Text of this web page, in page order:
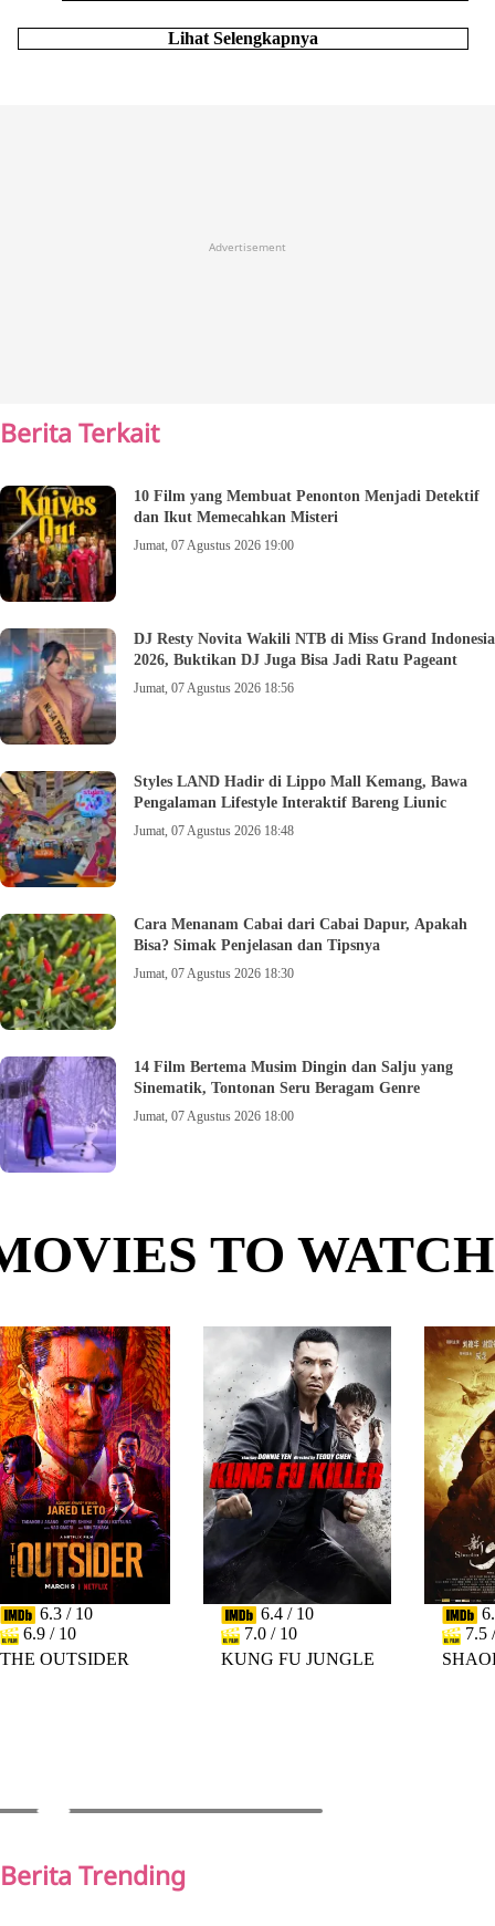
Lihat Selengkapnya
Advertisement
Berita Terkait
10 Film yang Membuat Penonton Menjadi Detektif
dan Ikut Memecahkan Misteri
Jumat, 07 Agustus 2026 19:00
DJ Resty Novita Wakili NTB di Miss Grand Indonesia
2026, Buktikan DJ Juga Bisa Jadi Ratu Pageant
Jumat, 07 Agustus 2026 18:56
Styles LAND Hadir di Lippo Mall Kemang, Bawa
Pengalaman Lifestyle Interaktif Bareng Liunic
Jumat, 07 Agustus 2026 18:48
Cara Menanam Cabai dari Cabai Dapur, Apakah
Bisa? Simak Penjelasan dan Tipsnya
Jumat, 07 Agustus 2026 18:30
14 Film Bertema Musim Dingin dan Salju yang
Sinematik, Tontonan Seru Beragam Genre
Jumat, 07 Agustus 2026 18:00
TO WATCH
6.3 / 10
6.9 / 10
THE OUTSIDER
6.4 / 10
7.0 / 10
KUNG FU JUNGLE
7.5
Berita Trending